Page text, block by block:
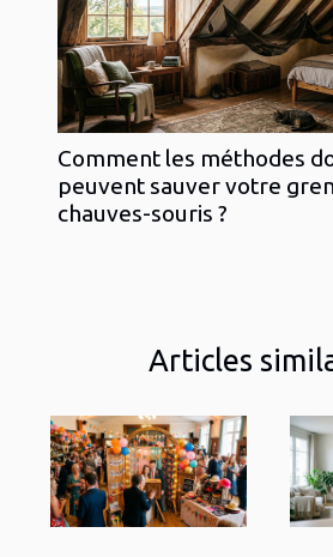
Comment les méthodes
peuvent sauver votre
chauves-souris ?
Articles